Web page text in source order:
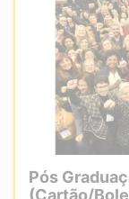
Pós
(Cartão/